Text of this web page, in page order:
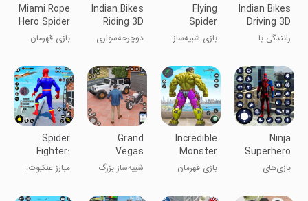
Indian Bikes
Driving 3D
رانندگی با
Flying
Spider
Fighter Sim
Game
بازی شبیه‌ساز
پرنده
Indian Bikes
Riding 3D
دوچرخه‌سواری
Miami Rope
Hero Spider
Game 2
بازی قهرمان
Ninja
Superhero
Fighting
Games
بازی‌های
ابرقهرمان نینجا
Incredible
Monster
Hero Game
بازی قهرمان
شگفت‌انگیز
Grand
Vegas
Simulator
شبیه‌ساز بزرگ
Spider
Fighter:
Superhero
Game
مبارز عنکبوت: